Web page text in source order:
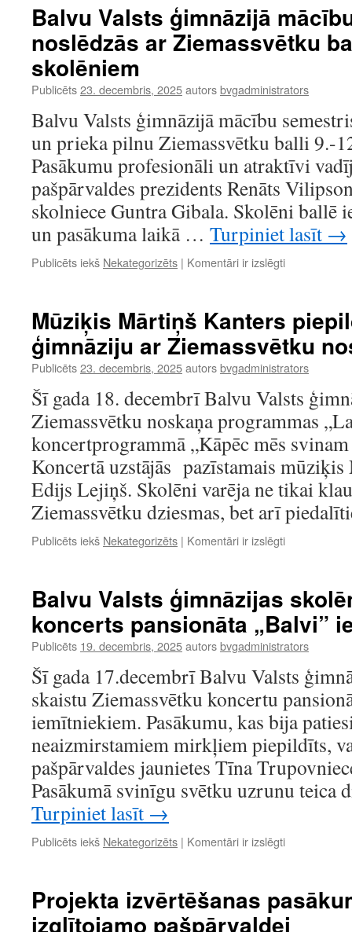
8.klasēm
Balvu Valsts ģimnāzijā
noslēdzās ar Ziemassvētku
skolēniem
Publicēts23. decembris, 2025autorsbvgadministrators
Balvu Valsts ģimnāzijā mācību
un prieka pilnu Ziemassvētku balli 9.-
Pasākumu profesionāli un atraktīvi
pašpārvaldes prezidents Renāts
skolniece Guntra Gibala. Skolēni ballē
un pasākuma laikā … Turpiniet lasīt →
Publicēts iekš Nekategorizēts | Komentāri ir izslēgtiBalvu
semestris
noslēdzās
ar
9.-12.
klašu
skolēniem
Mūziķis Mārtiņš Kanters
ģimnāziju ar Ziemassvētku
Publicēts23. decembris, 2025autorsbvgadministrators
Šī gada 18. decembrī Balvu Valsts
Ziemassvētku noskaņa programmas
koncertprogrammā „Kāpēc mēs
Koncertā uzstājās pazīstamais
Edijs Lejiņš. Skolēni varēja ne tikai
Ziemassvētku dziesmas, bet arī
Publicēts iekš Nekategorizēts | Komentāri ir izslēgtiMūziķis
Balvu
Valsts
ģimnāziju
ar
noskaņu
Balvu Valsts ģimnāzijas
koncerts pansionāta „Balvi”
Publicēts 19. decembris, 2025autorsbvgadministrators
Šī gada 17.decembrī Balvu Valsts
skaistu Ziemassvētku koncertu
iemītniekiem. Pasākumu, kas bija
neaizmirstamiem mirkļiem piepildīts,
pašpārvaldes jaunietes Tīna
Pasākumā svinīgu svētku uzrunu
Turpiniet lasīt →
Publicēts iekš Nekategorizēts | Komentāri ir izslēgtiBalvu
koncerts
Projekta izvērtēšanas
izglītojamo pašpārvaldei